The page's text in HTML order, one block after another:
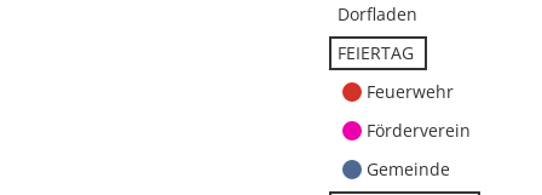
Dorfladen
FEIERTAG
Feuerwehr
Förderverein
Gemeinde